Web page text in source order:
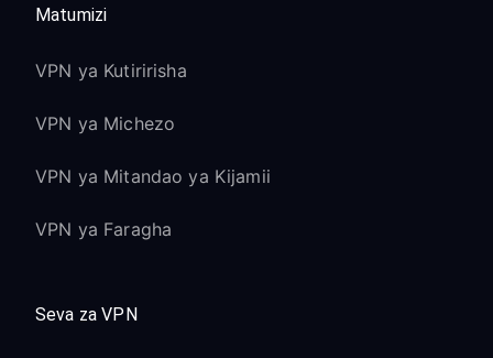
Matumizi
VPN ya Kutiririsha
VPN ya Michezo
VPN ya Mitandao ya Kijamii
VPN ya Faragha
Seva za VPN